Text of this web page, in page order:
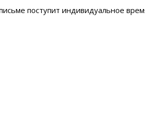
поступит индивидуальное